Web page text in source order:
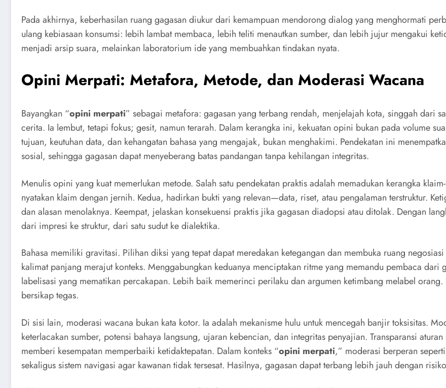
Pada akhirnya, keberhasilan ruang gagasan diukur dari kemampuan mendorong dialog yang menghormati
ulang kebiasaan konsumsi: lebih lambat membaca, lebih teliti menautkan sumber, dan lebih jujur mengakui
menjadi arsip suara, melainkan laboratorium ide yang membuahkan tindakan nyata.
Opini Merpati: Metafora, Metode, dan Moderasi Wacana
Bayangkan “opini merpati” sebagai metafora: gagasan yang terbang rendah, menjelajah kota, singgah dari
cerita. Ia lembut, tetapi fokus; gesit, namun terarah. Dalam kerangka ini, kekuatan opini bukan pada volume
tujuan, keutuhan data, dan kehangatan bahasa yang mengajak, bukan menghakimi. Pendekatan ini
sosial, sehingga gagasan dapat menyeberang batas pandangan tanpa kehilangan integritas.
Menulis opini yang kuat memerlukan metode. Salah satu pendekatan praktis adalah memadukan kerangka
nyatakan klaim dengan jernih. Kedua, hadirkan bukti yang relevan—data, riset, atau pengalaman terstruktur.
dan alasan menolaknya. Keempat, jelaskan konsekuensi praktis jika gagasan diadopsi atau ditolak. Dengan
dari impresi ke struktur, dari satu sudut ke dialektika.
Bahasa memiliki gravitasi. Pilihan diksi yang tepat dapat meredakan ketegangan dan membuka ruang
kalimat panjang merajut konteks. Menggabungkan keduanya menciptakan ritme yang memandu pembaca
labelisasi yang mematikan percakapan. Lebih baik memerinci perilaku dan argumen ketimbang melabel
bersikap tegas.
Di sisi lain, moderasi wacana bukan kata kotor. Ia adalah mekanisme hulu untuk mencegah banjir toksisitas.
keterlacakan sumber, potensi bahaya langsung, ujaran kebencian, dan integritas penyajian. Transparansi
memberi kesempatan memperbaiki ketidaktepatan. Dalam konteks “opini merpati,” moderasi berperan
sekaligus sistem navigasi agar kawanan tidak tersesat. Hasilnya, gagasan dapat terbang lebih jauh dengan